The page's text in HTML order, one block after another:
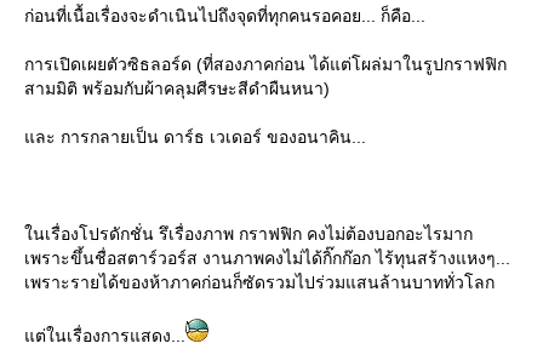
ก่อนที่เนื้อเรื่องจะดำเนินไปถึงจุดที่ทุกคนรอคอย... ก็คือ...
การเปิดเผยตัวซิธลอร์ด (ที่สองภาคก่อน ได้แต่โผล่มาในรูปกราฟฟิก
สามมิติ พร้อมกับผ้าคลุมศีรษะสีดำผืนหนา)
ละ การกลายเป็น ดาร์ธ เวเดอร์ ของอนาคิน...
นเรื่องโปรดักชั่น รึเรื่องภาพ กราฟฟิก คงไม่ต้องบอกอะไรมาก
เพราะขึ้นชื่อสตาร์วอร์ส งานภาพคงไม่ได้กิ๊กก๊อก ไร้ทุนสร้างแหงๆ...
เพราะรายได้ของห้าภาคก่อนก็ซัดรวมไปร่วมแสนล้านบาททั่วโลก
ต่ในเรื่องการแสดง...